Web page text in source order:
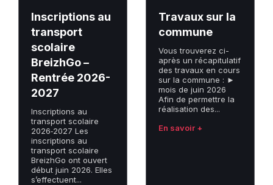
Rentrée
2026-
2027
Inscriptions au
transport
scolaire
BreizhGo –
Rentrée 2026-
2027
Inscriptions au
transport scolaire
2026‑2027 Les
inscriptions au
transport scolaire
BreizhGo ont ouvert
début juin 2026. Elles
s’effectuent...
Travaux sur la
commune
Vous trouverez ci-
après un récapitulatif
des travaux en cours
sur la commune : ►
mois de juin 2026
Afin de permettre la
réalisation des...
En savoir +